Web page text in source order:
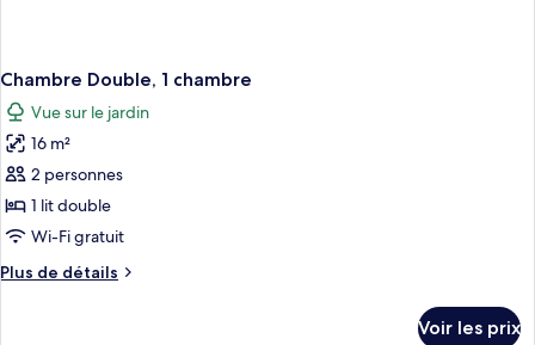
Chambre Double, 1 chambre
Vue sur le jardin
16 m²
2 personnes
1 lit double
Wi-Fi gratuit
Plus de détails
Plus
Voir les prix